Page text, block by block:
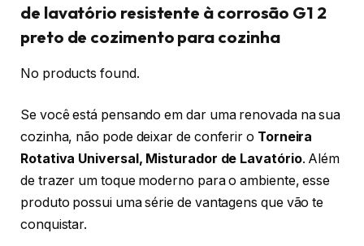
de lavatório resistente à corrosão G1 2
preto de cozimento para cozinha
No products found.
Se você está pensando em dar uma renovada na sua
cozinha, não pode deixar de conferir o Torneira
Rotativa Universal, Misturador de Lavatório. Além
de trazer um toque moderno para o ambiente, esse
produto possui uma série de vantagens que vão te
conquistar.